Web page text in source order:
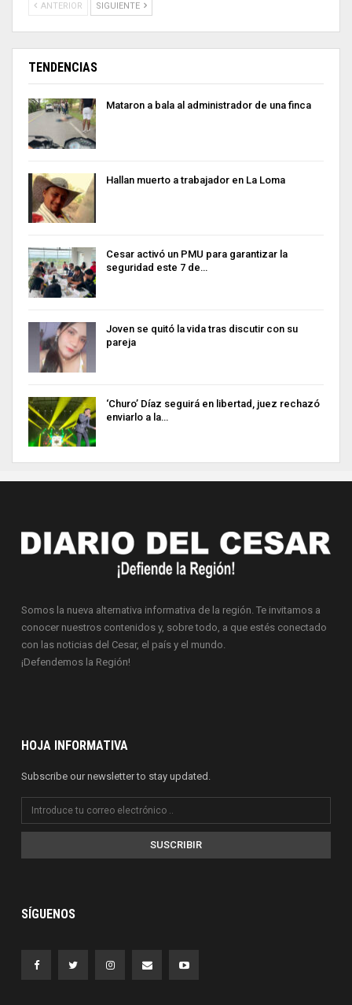
ANTERIOR SIGUIENTE
TENDENCIAS
Mataron a bala al administrador de una finca
Hallan muerto a trabajador en La Loma
Cesar activó un PMU para garantizar la
seguridad este 7 de…
Joven se quitó la vida tras discutir con su
pareja
‘Churo’ Díaz seguirá en libertad, juez rechazó
enviarlo a la…
Somos la nueva alternativa informativa de la región. Te invitamos a
conocer nuestros contenidos y, sobre todo, a que estés conectado
con las noticias del Cesar, el país y el mundo.
¡Defendemos la Región!
HOJA INFORMATIVA
Subscribe our newsletter to stay updated.
SUSCRIBIR
SÍGUENOS